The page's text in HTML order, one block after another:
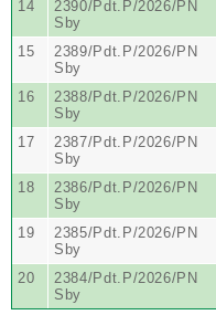
14
2390/Pdt.P/2026/PN
Sby
15
2389/Pdt.P/2026/PN
Sby
16
2388/Pdt.P/2026/PN
Sby
17
2387/Pdt.P/2026/PN
Sby
18
2386/Pdt.P/2026/PN
Sby
19
2385/Pdt.P/2026/PN
Sby
20
2384/Pdt.P/2026/PN
Sby